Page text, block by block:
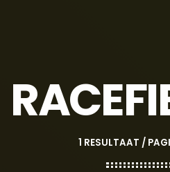
1 RESULTAAT /